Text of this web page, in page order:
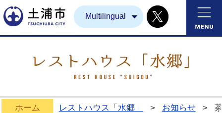
土浦市Multilingual Twitter
ホーム レストハウス「水郷」 > お知らせ >